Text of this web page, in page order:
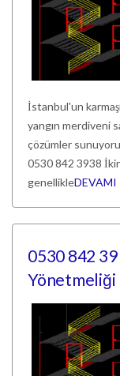
İstanbul'un
yangın merdiveni
çözümler
0530 842 3938
genellikleDEVAMI
0530 842
Yönetmeliği